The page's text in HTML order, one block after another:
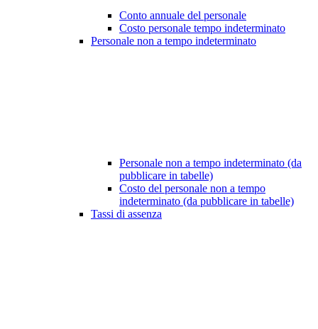
Conto annuale del personale
Costo personale tempo indeterminato
Personale non a tempo indeterminato
Personale non a tempo indeterminato (da
pubblicare in tabelle)
Costo del personale non a tempo
indeterminato (da pubblicare in tabelle)
Tassi di assenza